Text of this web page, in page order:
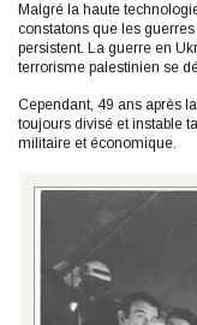
Malgré la haute
constatons que les
persistent. La guerre en
terrorisme palestinien se
Cependant, 49 ans après
toujours divisé et instable
militaire et économique.